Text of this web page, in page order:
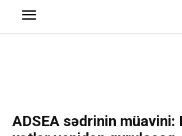
ADSEA sədrinin müavini: